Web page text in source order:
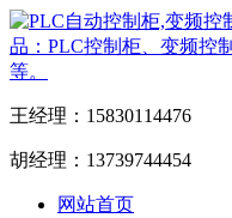
品：PLC控制柜、变频控
等。
王经理：15830114476
胡经理：13739744454
网站首页